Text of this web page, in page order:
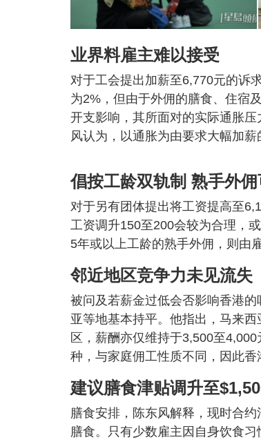
业界料雇主难以接受
对于工会提出加薪至6,770元的诉
为2%，但由于外佣的膳食、住宿
开支影响，其所面对的实际通胀
风认为，以通胀为由要求大幅加薪
倡按工龄双轨制 熟手外
对于另有团体提出将工资提高至
工资调升150至200会较为合理，
5年或以上工龄的熟手外佣，则由
邻近地区竞争力未见流失
被问及若薪金过低会否影响香港
亚等地基本持平。他指出，马来
区，薪酬亦仅维持于3,500至
种，与家庭佣工性质不同，因此香
建议膳食津贴调升至
膳食安排，陈东风解释，现时合
膳食。只有少数雇主因自身饮食